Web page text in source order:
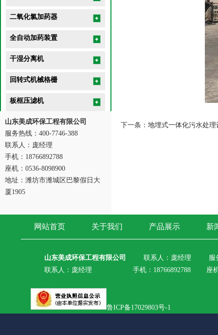
二氧化氯加药器
全自动加药装置
干湿分离机
回转式机械格栅
板框压滤机
山东美成环保工程有限公司
服务热线：400-7746-388
联系人：庞经理
手机：18766892788
座机：0536-8098900
地址：潍坊市潍城区巴黎假日大
厦1905
下一条： 地埋式一体化污水处理
网站首页 关于我们 产品展示 新
山东美成环保工程有限公司 联系人：庞经理
服
联系人：庞经理 手机：18766892788 座机：
鲁ICP备17029803号-1